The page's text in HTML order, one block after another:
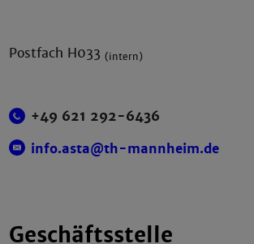
Postfach H033(intern)
+49 621 292-6436
info.asta@th-mannheim.de
Geschäftsstelle